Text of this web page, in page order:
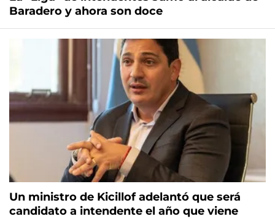
Baradero y ahora son doce
Un ministro de Kicillof adelantó que será
candidato a intendente el año que viene